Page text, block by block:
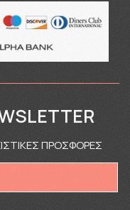
ΠΡΟΣΦΟΡΕΣ